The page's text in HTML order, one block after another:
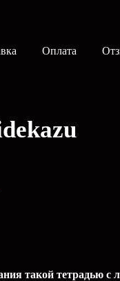
Оплата
такой тетрадью